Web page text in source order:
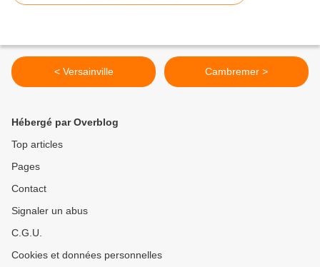
< Versainville Cambremer >
Hébergé par Overblog
Top articles
Pages
Contact
Signaler un abus
C.G.U.
Cookies et données personnelles